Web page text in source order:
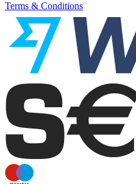
Terms & Conditions